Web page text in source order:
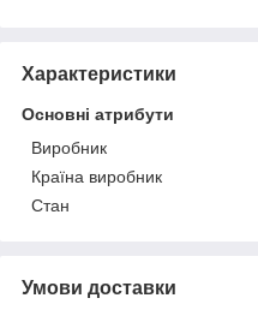
Характеристики
Основні атрибути
Виробник
Країна виробник
Стан
Умови доставки